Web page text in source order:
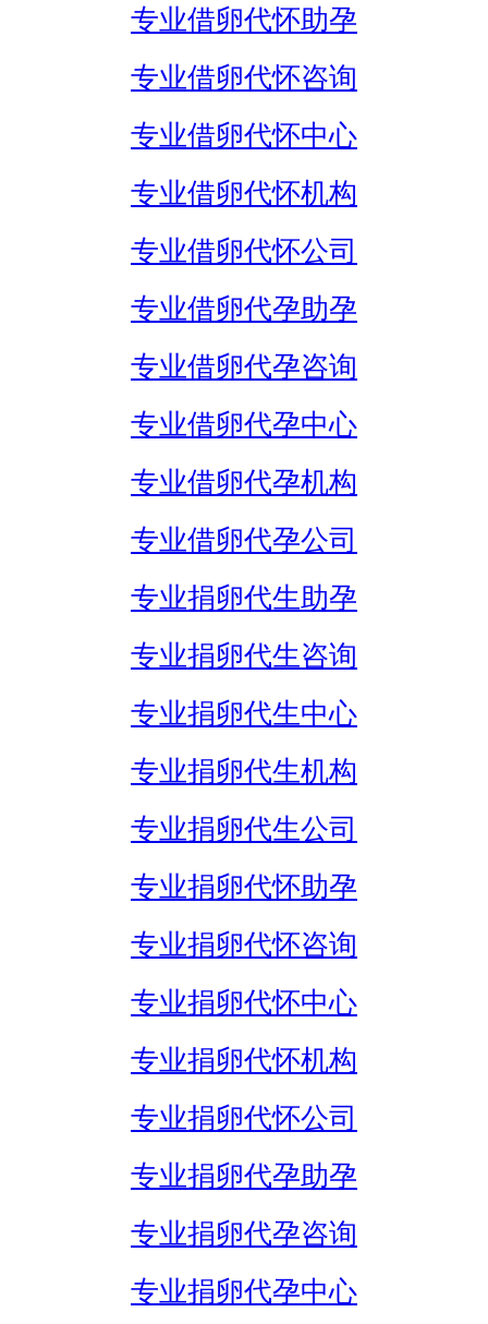
专业借卵代怀助孕
专业借卵代怀咨询
专业借卵代怀中心
专业借卵代怀机构
专业借卵代怀公司
专业借卵代孕助孕
专业借卵代孕咨询
专业借卵代孕中心
专业借卵代孕机构
专业借卵代孕公司
专业捐卵代生助孕
专业捐卵代生咨询
专业捐卵代生中心
专业捐卵代生机构
专业捐卵代生公司
专业捐卵代怀助孕
专业捐卵代怀咨询
专业捐卵代怀中心
专业捐卵代怀机构
专业捐卵代怀公司
专业捐卵代孕助孕
专业捐卵代孕咨询
专业捐卵代孕中心